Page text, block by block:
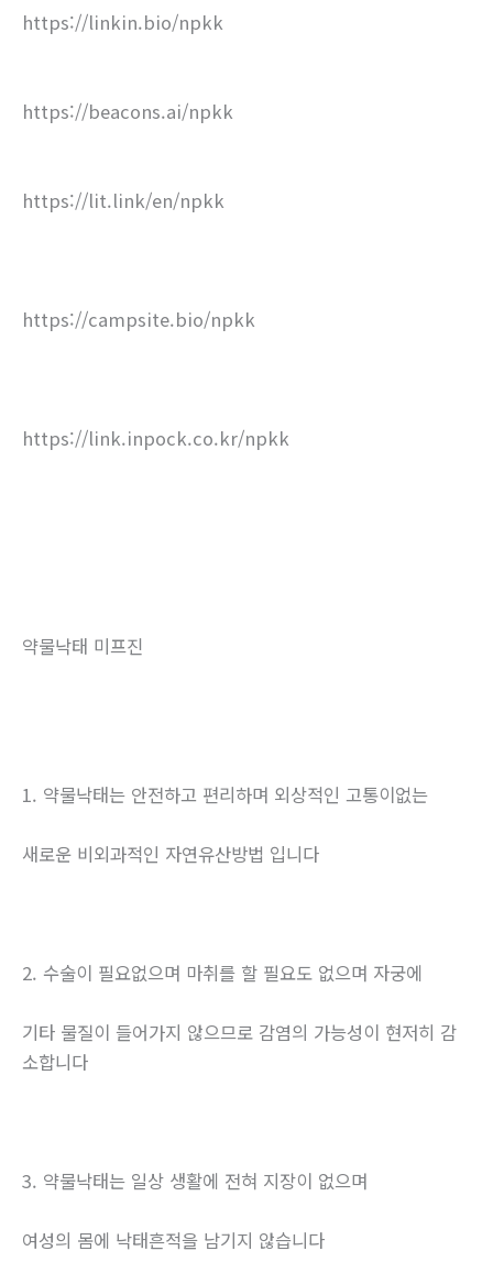
https://linkin.bio/npkk
https://beacons.ai/npkk
https://lit.link/en/npkk
https://campsite.bio/npkk
https://link.inpock.co.kr/npkk
약물낙태 미프진
1. 약물낙태는 안전하고 편리하며 외상적인 고통이없는
새로운 비외과적인 자연유산방법 입니다
2. 수술이 필요없으며 마취를 할 필요도 없으며 자궁에
기타 물질이 들어가지 않으므로 감염의 가능성이 현저히 감
소합니다
3. 약물낙태는 일상 생활에 전혀 지장이 없으며
여성의 몸에 낙태흔적을 남기지 않습니다